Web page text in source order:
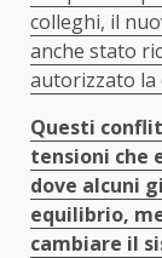
colleghi, il
anche stato
autorizzato la
Questi
tensioni che
dove alcuni
equilibrio,
cambiare il